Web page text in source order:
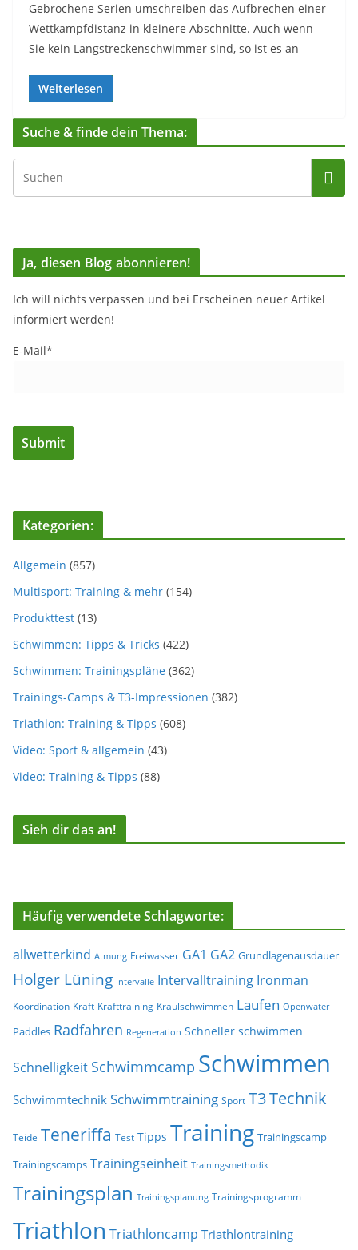
Gebrochene Serien umschreiben das Aufbrechen einer
Wettkampfdistanz in kleinere Abschnitte. Auch wenn
Sie kein Langstreckenschwimmer sind, so ist es an
Weiterlesen
Suche & finde dein Thema:
Ja, diesen Blog abonnieren!
Ich will nichts verpassen und bei Erscheinen neuer Artikel
informiert werden!
E-Mail*
Kategorien:
Allgemein (857)
Multisport: Training & mehr (154)
Produkttest (13)
Schwimmen: Tipps & Tricks (422)
Schwimmen: Trainingspläne (362)
Trainings-Camps & T3-Impressionen (382)
Triathlon: Training & Tipps (608)
Video: Sport & allgemein (43)
Video: Training & Tipps (88)
Sieh dir das an!
Häufig verwendete Schlagworte:
allwetterkind Atmung Freiwasser GA1 GA2 Grundlagenausdauer
Holger Lüning Intervalle Intervalltraining Ironman
Koordination Kraft Krafttraining Kraulschwimmen Laufen Openwater
Paddles Radfahren Regeneration Schneller schwimmen
Schnelligkeit Schwimmcamp Schwimmen
Schwimmtechnik Schwimmtraining Sport T3Technik
Teide Teneriffa Test Tipps Training Trainingscamp
Trainingscamps Trainingseinheit Trainingsmethodik
Trainingsplan Trainingsplanung Trainingsprogramm
Triathlon Triathloncamp Triathlontraining